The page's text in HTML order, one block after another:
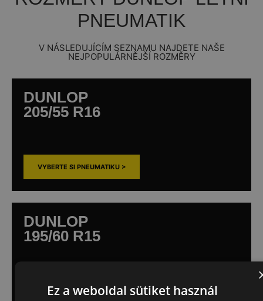
PNEUMATIK
V NÁSLEDUJÍCÍM SEZNAMU NAJDETE NAŠE
NEJPOPULÁRNĚJŠÍ ROZMĚRY
DUNLOP
205/55 R16
VYBERTE SI PNEUMATIKU >
DUNLOP
195/60 R15
VYBERTE SI PNEUMATIKU >
Ez a weboldal sütiket használ